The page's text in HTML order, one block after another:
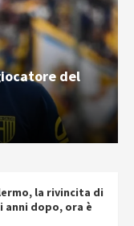
del
la rivincita di
anni dopo, ora è